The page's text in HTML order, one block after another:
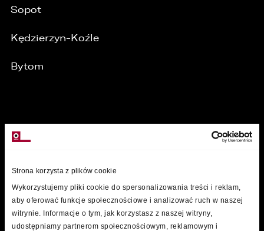
Strona korzysta z plików cookie
Wykorzystujemy pliki cookie do spersonalizowania treści i reklam,
aby oferować funkcje społecznościowe i analizować ruch w naszej
witrynie. Informacje o tym, jak korzystasz z naszej witryny,
udostępniamy partnerom społecznościowym, reklamowym i
Sopot
Kędzierzyn-Koźle
Bytom